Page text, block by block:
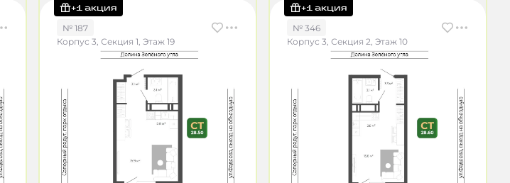
+1 акция
№ 187
Корпус 3, Секция 1, Этаж 19
+1 акция
№ 346
Корпус 3, Секция 2, Этаж 10